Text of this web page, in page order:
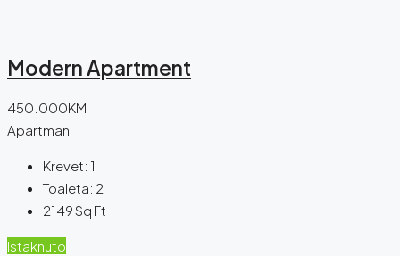
Modern Apartment
450.000KM
Apartmani
Krevet: 1
Toaleta: 2
2149Sq Ft
Istaknuto